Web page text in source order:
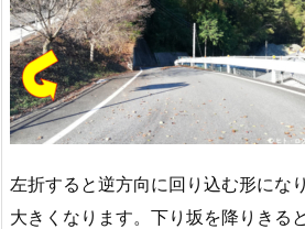
左折すると逆方向に回り込む形にな
大きくなります。下り坂を降りきる